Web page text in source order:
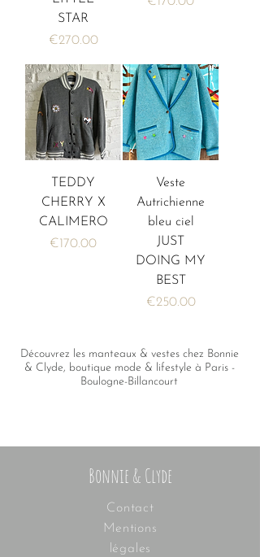
STAR
価格
€270.00
TEDDY
CHERRY X
CALIMERO
価格
€170.00
Veste
Autrichienne
bleu ciel
JUST
DOING MY
BEST
価格
€250.00
Découvrez les manteaux & vestes chez Bonnie
& Clyde, boutique mode & lifestyle à Paris -
Boulogne-Billancourt
Bonnie & Clyde
Contact
Mentions
légales